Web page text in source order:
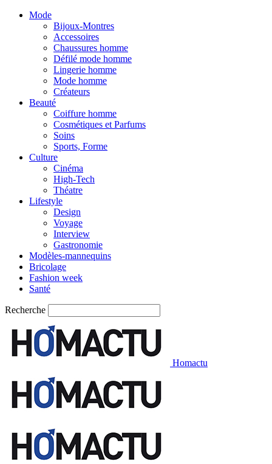
Mode
Bijoux-Montres
Accessoires
Chaussures homme
Défilé mode homme
Lingerie homme
Mode homme
Créateurs
Beauté
Coiffure homme
Cosmétiques et Parfums
Soins
Sports, Forme
Culture
Cinéma
High-Tech
Théatre
Lifestyle
Design
Voyage
Interview
Gastronomie
Modèles-mannequins
Bricolage
Fashion week
Santé
Recherche
Homactu